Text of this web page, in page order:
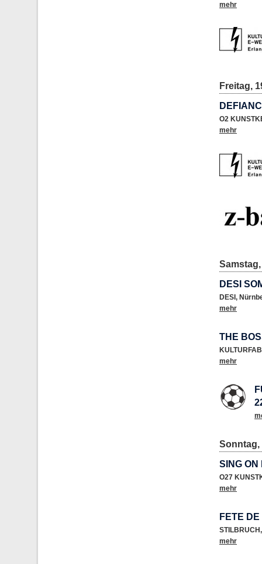
mehr
Freitag,
O2
mehr
DESI
DESI ,
mehr
THE
mehr
Sonntag,
SING
O27
mehr
FETE
STILBRUCH,
mehr